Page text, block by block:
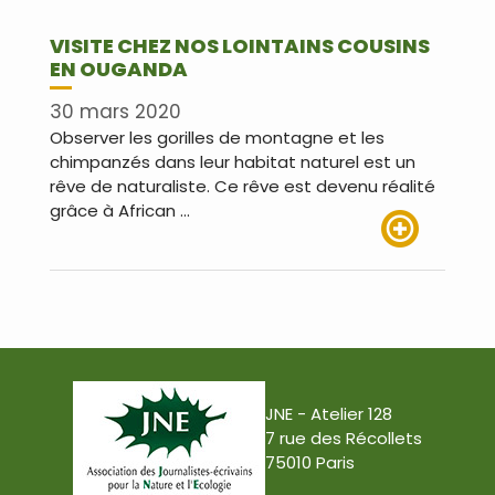
VISITE CHEZ NOS LOINTAINS COUSINS
EN OUGANDA
30 mars 2020
Observer les gorilles de montagne et les
chimpanzés dans leur habitat naturel est un
rêve de naturaliste. Ce rêve est devenu réalité
grâce à African …
JNE - Atelier 128
7 rue des Récollets
75010 Paris